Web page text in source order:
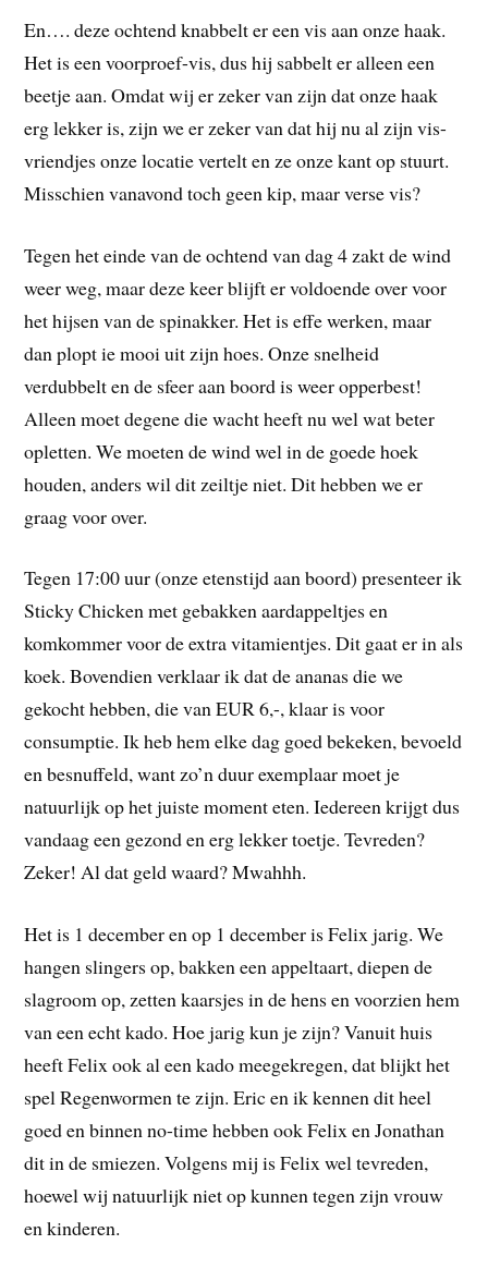
En…. deze ochtend knabbelt er een vis aan onze haak.
Het is een voorproef-vis, dus hij sabbelt er alleen een
beetje aan. Omdat wij er zeker van zijn dat onze haak
erg lekker is, zijn we er zeker van dat hij nu al zijn vis-
vriendjes onze locatie vertelt en ze onze kant op stuurt.
Misschien vanavond toch geen kip, maar verse vis?
Tegen het einde van de ochtend van dag 4 zakt de wind
weer weg, maar deze keer blijft er voldoende over voor
het hijsen van de spinakker. Het is effe werken, maar
dan plopt ie mooi uit zijn hoes. Onze snelheid
verdubbelt en de sfeer aan boord is weer opperbest!
Alleen moet degene die wacht heeft nu wel wat beter
opletten. We moeten de wind wel in de goede hoek
houden, anders wil dit zeiltje niet. Dit hebben we er
graag voor over.
Tegen 17:00 uur (onze etenstijd aan boord) presenteer ik
Sticky Chicken met gebakken aardappeltjes en
komkommer voor de extra vitamientjes. Dit gaat er in als
koek. Bovendien verklaar ik dat de ananas die we
gekocht hebben, die van EUR 6,-, klaar is voor
consumptie. Ik heb hem elke dag goed bekeken, bevoeld
en besnuffeld, want zo’n duur exemplaar moet je
natuurlijk op het juiste moment eten. Iedereen krijgt dus
vandaag een gezond en erg lekker toetje. Tevreden?
Zeker! Al dat geld waard? Mwahhh.
Het is 1 december en op 1 december is Felix jarig. We
hangen slingers op, bakken een appeltaart, diepen de
slagroom op, zetten kaarsjes in de hens en voorzien hem
van een echt kado. Hoe jarig kun je zijn? Vanuit huis
heeft Felix ook al een kado meegekregen, dat blijkt het
spel Regenwormen te zijn. Eric en ik kennen dit heel
goed en binnen no-time hebben ook Felix en Jonathan
dit in de smiezen. Volgens mij is Felix wel tevreden,
hoewel wij natuurlijk niet op kunnen tegen zijn vrouw
en kinderen.